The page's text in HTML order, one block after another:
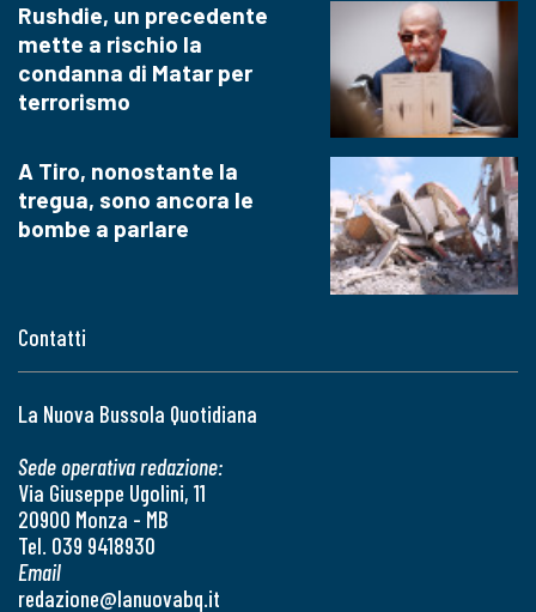
Contatti
La Nuova Bussola Quotidiana
Sede operativa redazione:
Via Giuseppe Ugolini, 11
20900 Monza - MB
Tel. 039 9418930
Email
redazione@lanuovabq.it
Rushdie, un precedente
mette a rischio la
condanna di Matar per
terrorismo
A Tiro, nonostante la
tregua, sono ancora le
bombe a parlare